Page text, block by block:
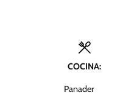
COCINA:
Panader